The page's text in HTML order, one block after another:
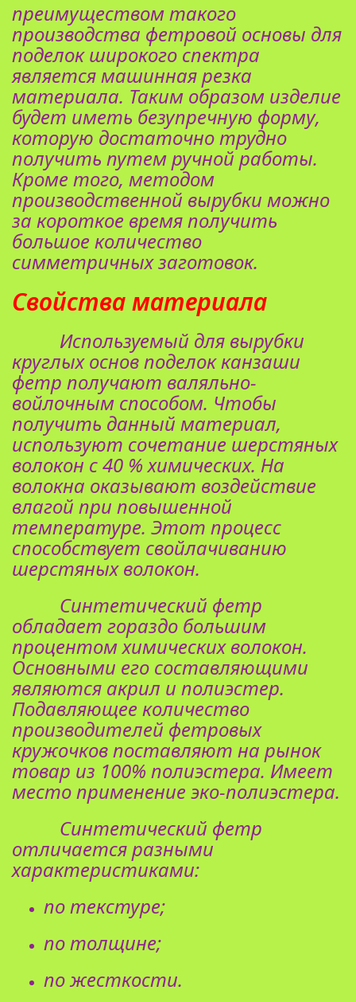
преимуществом такого
производства фетровой основы для
поделок широкого спектра
является машинная резка
материала. Таким образом изделие
будет иметь безупречную форму,
которую достаточно трудно
получить путем ручной работы.
Кроме того, методом
производственной вырубки можно
за короткое время получить
большое количество
симметричных заготовок.
Свойства материала
Используемый для вырубки
круглых основ поделок канзаши
фетр получают валяльно-
войлочным способом. Чтобы
получить данный материал,
используют сочетание шерстяных
волокон с 40 % химических. На
волокна оказывают воздействие
влагой при повышенной
температуре. Этот процесс
способствует свойлачиванию
шерстяных волокон.
Синтетический фетр
обладает гораздо большим
процентом химических волокон.
Основными его составляющими
являются акрил и полиэстер.
Подавляющее количество
производителей фетровых
кружочков поставляют на рынок
товар из 100% полиэстера. Имеет
место применение эко-полиэстера.
Синтетический фетр
отличается разными
характеристиками:
по текстуре;
по толщине;
по жесткости.